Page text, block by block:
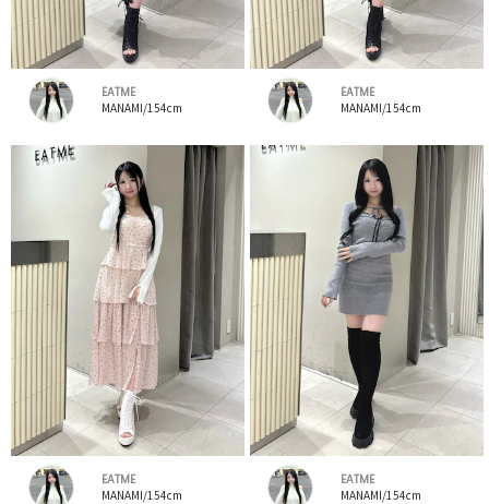
EATME
MANAMI/154cm
EATME
MANAMI/154cm
EATME
MANAMI/154cm
EATME
MANAMI/154cm